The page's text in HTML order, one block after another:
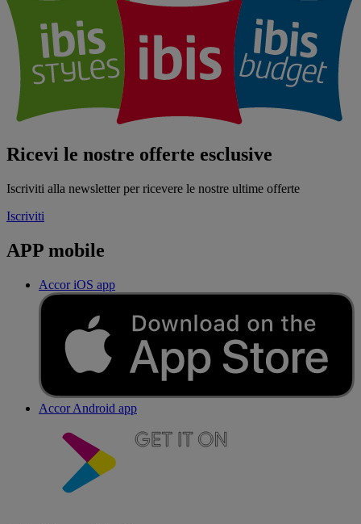
Ricevi le nostre offerte esclusive
Iscriviti alla newsletter per ricevere le nostre ultime offerte
Iscriviti
APP mobile
Accor iOS app
Accor Android app